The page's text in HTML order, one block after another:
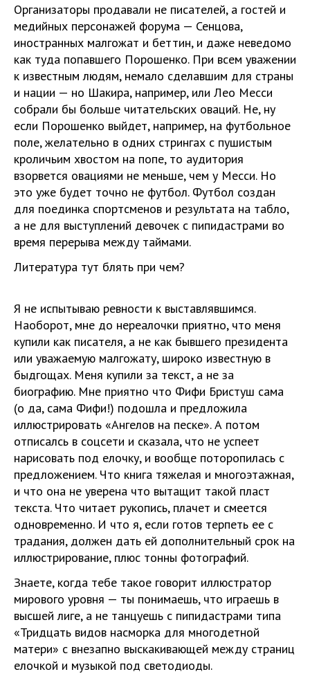
Организаторы продавали не писателей, а гостей и
медийных персонажей форума — Сенцова,
иностранных малгожат и беттин, и даже неведомо
как туда попавшего Порошенко. При всем уважении
к известным людям, немало сделавшим для страны
и нации — но Шакира, например, или Лео Месси
собрали бы больше читательских оваций. Не, ну
если Порошенко выйдет, например, на футбольное
поле, желательно в одних стрингах с пушистым
кроличьим хвостом на попе, то аудитория
взорвется овациями не меньше, чем у Месси. Но
это уже будет точно не футбол. Футбол создан
для поединка спортсменов и результата на табло,
а не для выступлений девочек с пипидастрами во
время перерыва между таймами.
Литература тут блять при чем?
Я не испытываю ревности к выставлявшимся.
Наоборот, мне до нереалочки приятно, что меня
купили как писателя, а не как бывшего президента
или уважаемую малгожату, широко известную в
быдгощах. Меня купили за текст, а не за
биографию. Мне приятно что Фифи Бристуш сама
(о да, сама Фифи!) подошла и предложила
иллюстрировать «Ангелов на песке». А потом
отписалсь в соцсети и сказала, что не успеет
нарисовать под елочку, и вообще поторопилась с
предложением. Что книга тяжелая и многоэтажная,
и что она не уверена что вытащит такой пласт
текста. Что читает рукопись, плачет и смеется
одновременно. И что я, если готов терпеть ее с
традания, должен дать ей дополнительный срок на
иллюстрирование, плюс тонны фотографий.
Знаете, когда тебе такое говорит иллюстратор
мирового уровня — ты понимаешь, что играешь в
высшей лиге, а не танцуешь с пипидастрами типа
«Тридцать видов насморка для многодетной
матери» с внезапно выскакивающей между страниц
елочкой и музыкой под светодиоды.